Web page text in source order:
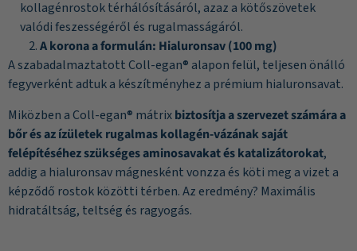
kollagénrostok térhálósításáról, azaz a kötőszövetek
valódi feszességéről és rugalmasságáról.
A korona a formulán: Hialuronsav (100 mg)
A szabadalmaztatott Coll-egan® alapon felül, teljesen önálló
fegyverként adtuk a készítményhez a prémium hialuronsavat.
Miközben a Coll-egan® mátrixbiztosítja a szervezet számára a
bőr és az ízületek rugalmas kollagén-vázának saját
felépítéséhez szükséges aminosavakat és katalizátorokat,
addig a hialuronsav mágnesként vonzza és köti meg a vizet a
képződő rostok közötti térben. Az eredmény? Maximális
hidratáltság, teltség és ragyogás.